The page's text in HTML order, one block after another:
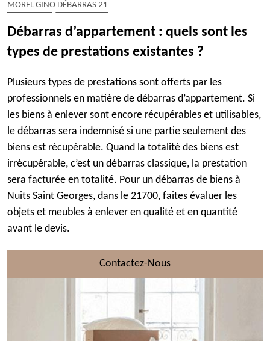
MOREL GINO DÉBARRAS 21
Débarras d’appartement : quels sont les
types de prestations existantes ?
Plusieurs types de prestations sont offerts par les
professionnels en matière de débarras d’appartement. Si
les biens à enlever sont encore récupérables et utilisables,
le débarras sera indemnisé si une partie seulement des
biens est récupérable. Quand la totalité des biens est
irrécupérable, c’est un débarras classique, la prestation
sera facturée en totalité. Pour un débarras de biens à
Nuits Saint Georges, dans le 21700, faites évaluer les
objets et meubles à enlever en qualité et en quantité
avant le devis.
Contactez-Nous